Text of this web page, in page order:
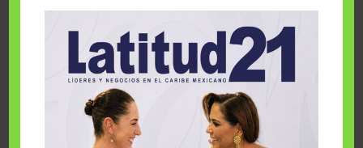
Cuando la solidaridad inspira; cumplen
sueños Fairmont Mayakoba y Make-A-Wish